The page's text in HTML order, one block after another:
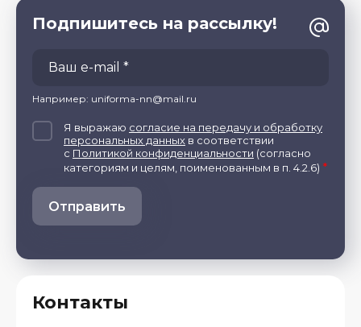
Контакты
Подпишитесь на рассылку!
Например: uniforma-nn@mail.ru
Я выражаю согласие на передачу и обработку
персональных данных в соответствии
с Политикой конфиденциальности (согласно
категориям и целям, поименованным в п. 4.2.6) *
Отправить